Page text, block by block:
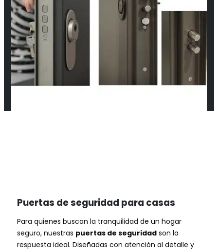
Puertas de seguridad para casas
Para quienes buscan la tranquilidad de un hogar
seguro, nuestras puertas de seguridad son la
respuesta ideal. Diseñadas con atención al detalle y